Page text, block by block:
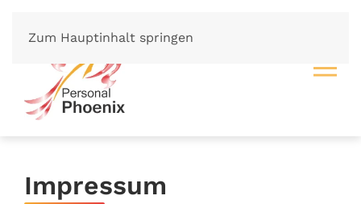
Zum Hauptinhalt springen
Impressum